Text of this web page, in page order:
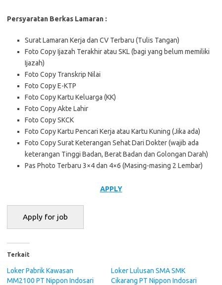
Persyaratan Berkas Lamaran :
Surat Lamaran Kerja dan CV Terbaru (Tulis Tangan)
Foto Copy Ijazah Terakhir atau SKL (bagi yang belum memiliki
Ijazah)
Foto Copy Transkrip Nilai
Foto Copy E-KTP
Foto Copy Kartu Keluarga (KK)
Foto Copy Akte Lahir
Foto Copy SKCK
Foto Copy Kartu Pencari Kerja atau Kartu Kuning (Jika ada)
Foto Copy Surat Keterangan Sehat Dari Dokter (wajib ada
keterangan Tinggi Badan, Berat Badan dan Golongan Darah)
Pas Photo Terbaru 3×4 dan 4×6 (Masing-masing 2 Lembar)
APPLY
Terkait
Loker Pabrik Kawasan
MM2100 PT Nippon Indosari
Loker Lulusan SMA SMK
Cikarang PT Nippon Indosari